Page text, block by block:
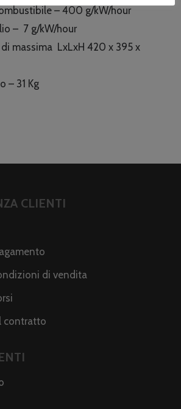
– 400 g/kW/hour
– 7 g/kW/hour
massima LxLxH 420 x 395 x
– 31 Kg
CLIENTI
di vendita
contratto